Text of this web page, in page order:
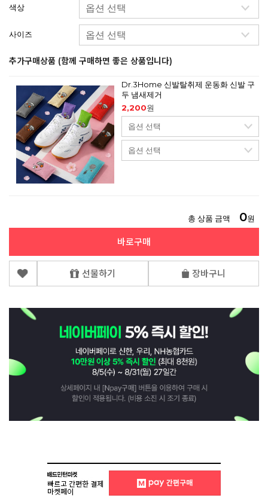
색상
사이즈
추가구매상품 (함께 구매하면 좋은 상품입니다)
Dr.3Home 신발탈취제 운동화 신발 구
두 냄새제거
2,200원
총 상품 금액 0원
바로구매
선물하기 장바구니